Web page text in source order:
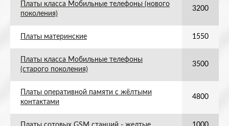
Платы класса Мобильные телефоны (нового
поколения)
3200
Платы материнские 1550
Платы класса Мобильные телефоны
(старого поколения)
3500
Платы оперативной памяти с жёлтыми
контактами
4800